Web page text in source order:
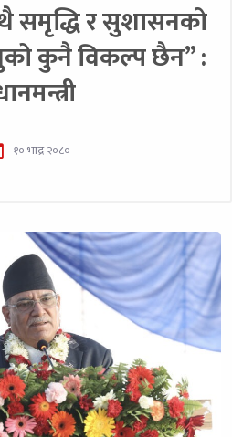
समृद्धि र सुशासनको
कुनै विकल्प छैन” :
१० भाद्र २०८०